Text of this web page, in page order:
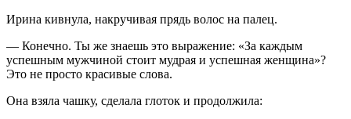
Ирина кивнула, накручивая прядь волос на палец.
— Конечно. Ты же знаешь это выражение: «За каждым
успешным мужчиной стоит мудрая и успешная женщина»?
Это не просто красивые слова.
Она взяла чашку, сделала глоток и продолжила: